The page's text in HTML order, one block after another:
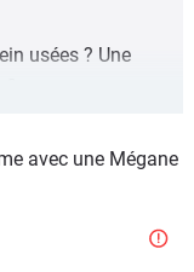
usées ? Une
avec une Mégane